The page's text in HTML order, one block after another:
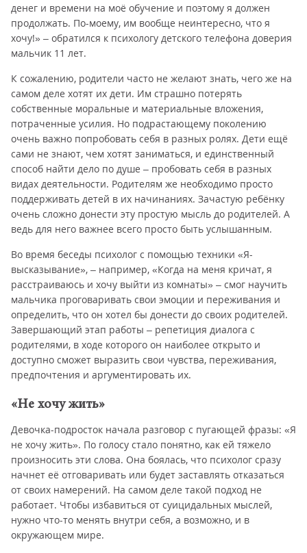
денег и времени на моё обучение и поэтому я должен
продолжать. По-моему, им вообще неинтересно, что я
хочу!» – обратился к психологу детского телефона доверия
мальчик 11 лет.
К сожалению, родители часто не желают знать, чего же на
самом деле хотят их дети. Им страшно потерять
собственные моральные и материальные вложения,
потраченные усилия. Но подрастающему поколению
очень важно попробовать себя в разных ролях. Дети ещё
сами не знают, чем хотят заниматься, и единственный
способ найти дело по душе – пробовать себя в разных
видах деятельности. Родителям же необходимо просто
поддерживать детей в их начинаниях. Зачастую ребёнку
очень сложно донести эту простую мысль до родителей. А
ведь для него важнее всего просто быть услышанным.
Во время беседы психолог с помощью техники «Я-
высказывание», – например, «Когда на меня кричат, я
расстраиваюсь и хочу выйти из комнаты» – смог научить
мальчика проговаривать свои эмоции и переживания и
определить, что он хотел бы донести до своих родителей.
Завершающий этап работы – репетиция диалога с
родителями, в ходе которого он наиболее открыто и
доступно сможет выразить свои чувства, переживания,
предпочтения и аргументировать их.
«Не хочу жить»
Девочка-подросток начала разговор с пугающей фразы: «Я
не хочу жить». По голосу стало понятно, как ей тяжело
произносить эти слова. Она боялась, что психолог сразу
начнет её отговаривать или будет заставлять отказаться
от своих намерений. На самом деле такой подход не
работает. Чтобы избавиться от суицидальных мыслей,
нужно что-то менять внутри себя, а возможно, и в
окружающем мире.